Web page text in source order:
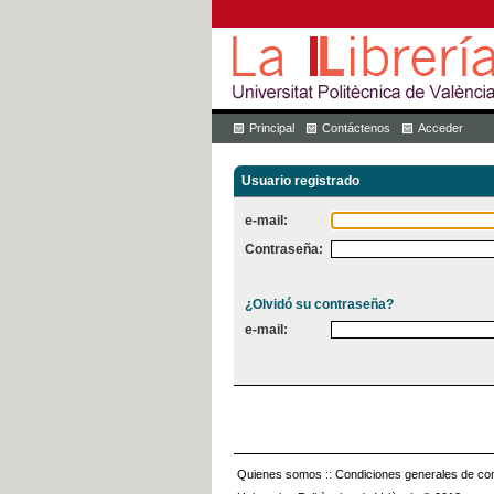
Principal Contáctenos Acceder
Usuario registrado
e-mail:
Contraseña:
¿Olvidó su contraseña?
e-mail:
Quienes somos :: Condiciones generales de